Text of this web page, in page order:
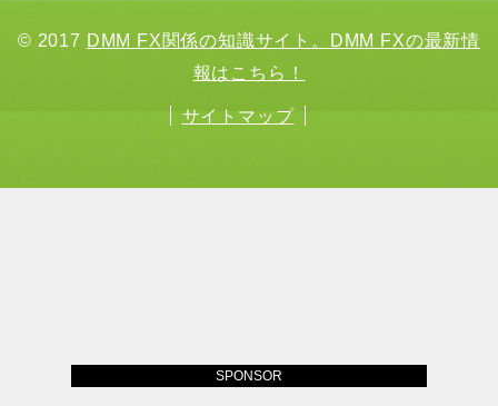
© 2017 DMM FX関係の知識サイト。DMM FXの最新情
報はこちら！
サイトマップ
SPONSOR